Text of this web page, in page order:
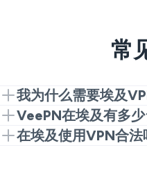
常
我为什么需要埃及
埃及VPN是访问Shahid
的必备工具。VeePN保
时帮助您绕过您最喜欢
VeePN在埃及有多
VeePN在开罗设有服务
在埃及使用VPN合法